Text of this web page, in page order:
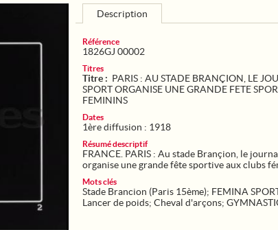
Description
Référence
1826GJ 00002
Titres
Titre : PARIS : AU STADE BRANÇION, LE
SPORT ORGANISE UNE GRANDE FETE
FEMININS
Dates
1ère diffusion : 1918
Résumé descriptif
FRANCE. PARIS : Au stade Brançion, le
organise une grande fête sportive aux clubs
Mots clés
Stade Brancion (Paris 15ème); FEMINA
Lancer de poids; Cheval d'arçons;